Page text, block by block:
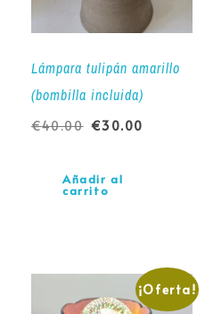
Lámpara tulipán amarillo
(bombilla incluida)
€40.00 €30.00
Añadir al
carrito
¡Oferta!